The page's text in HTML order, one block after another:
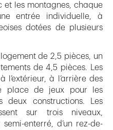
et les montagnes, chaque
entrée individuelle, à
dotées de plusieurs
de 2,5 pièces, un
de 4,5 pièces. Les
à l’arrière des
place de jeux pour les
constructions. Les
sur trois niveaux,
enterré, d’un rez-de-